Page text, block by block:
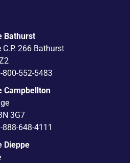
Bathurst
266 Bathurst
800-552-5483
Campbellton
3G7
648-4111
Dieppe